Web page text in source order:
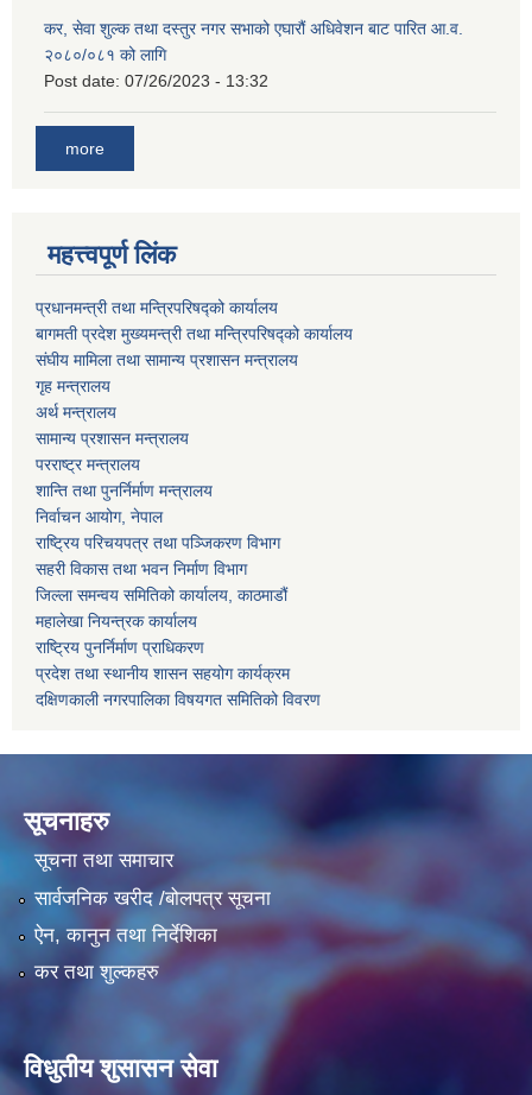
कर, सेवा शुल्क तथा दस्तुर नगर सभाको एघारौं अधिवेशन बाट पारित आ.व.
२०८०/०८१ को लागि
Post date: 07/26/2023 - 13:32
more
महत्त्वपूर्ण लिंक
प्रधानमन्त्री तथा मन्त्रिपरिषद्को कार्यालय
बागमती प्रदेश मुख्यमन्त्री तथा मन्त्रिपरिषद्को कार्यालय
संघीय मामिला तथा सामान्य प्रशासन मन्त्रालय
गृह मन्त्रालय
अर्थ मन्त्रालय
सामान्य प्रशासन मन्त्रालय
परराष्ट्र मन्त्रालय
शान्ति तथा पुनर्निर्माण मन्त्रालय
निर्वाचन आयोग, नेपाल
राष्ट्रिय परिचयपत्र तथा पञ्जिकरण विभाग
सहरी विकास तथा भवन निर्माण विभाग
जिल्ला समन्वय समितिको कार्यालय, काठमाडौं
महालेखा नियन्त्रक कार्यालय
राष्ट्रिय पुनर्निर्माण प्राधिकरण
प्रदेश तथा स्थानीय शासन सहयोग कार्यक्रम
दक्षिणकाली नगरपालिका विषयगत समितिको विवरण
सूचनाहरु
सूचना तथा समाचार
सार्वजनिक खरीद /बोलपत्र सूचना
ऐन, कानुन तथा निर्देशिका
कर तथा शुल्कहरु
विधुतीय शुसासन सेवा